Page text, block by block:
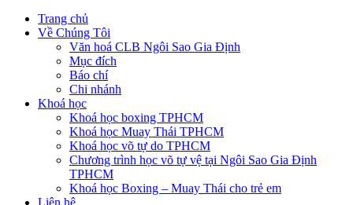
Trang chủ
Về Chúng Tôi
Văn hoá CLB Ngôi Sao Gia Định
Mục đích
Báo chí
Chi nhánh
Khoá học
Khoá học boxing TPHCM
Khoá học Muay Thái TPHCM
Khoá học võ tự do TPHCM
Chương trình học võ tự vệ tại Ngôi Sao Gia Định
TPHCM
Khoá học Boxing – Muay Thái cho trẻ em
Liên hệ